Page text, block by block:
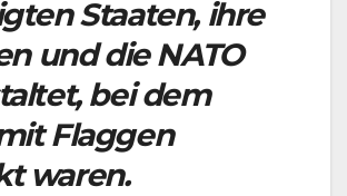
Staaten, ihre
und die NATO
bei dem
Flaggen
waren.